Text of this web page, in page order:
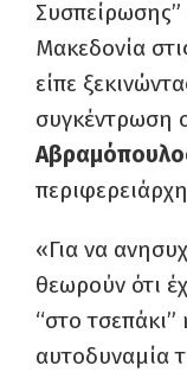
Συσπείρωσης”
Μακεδονία
είπε
συγκέντρωση
«Για να
θεωρούν ότι
“στο
αυτοδυναμία